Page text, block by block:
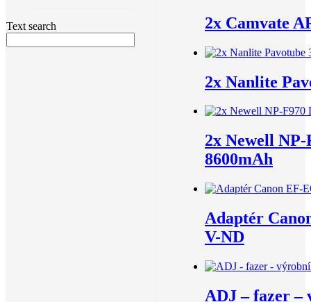
Text search 2x Camvate
2x Nanlite
2x Newell
8600mAh
Adaptér
V-ND
ADJ – fazer –